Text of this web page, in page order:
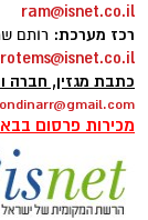
ram@isnet.co.il
רכז מערכת: רותם
rotems@isnet.co.il
כתבת מגזין, חברה
מכירות פרסום